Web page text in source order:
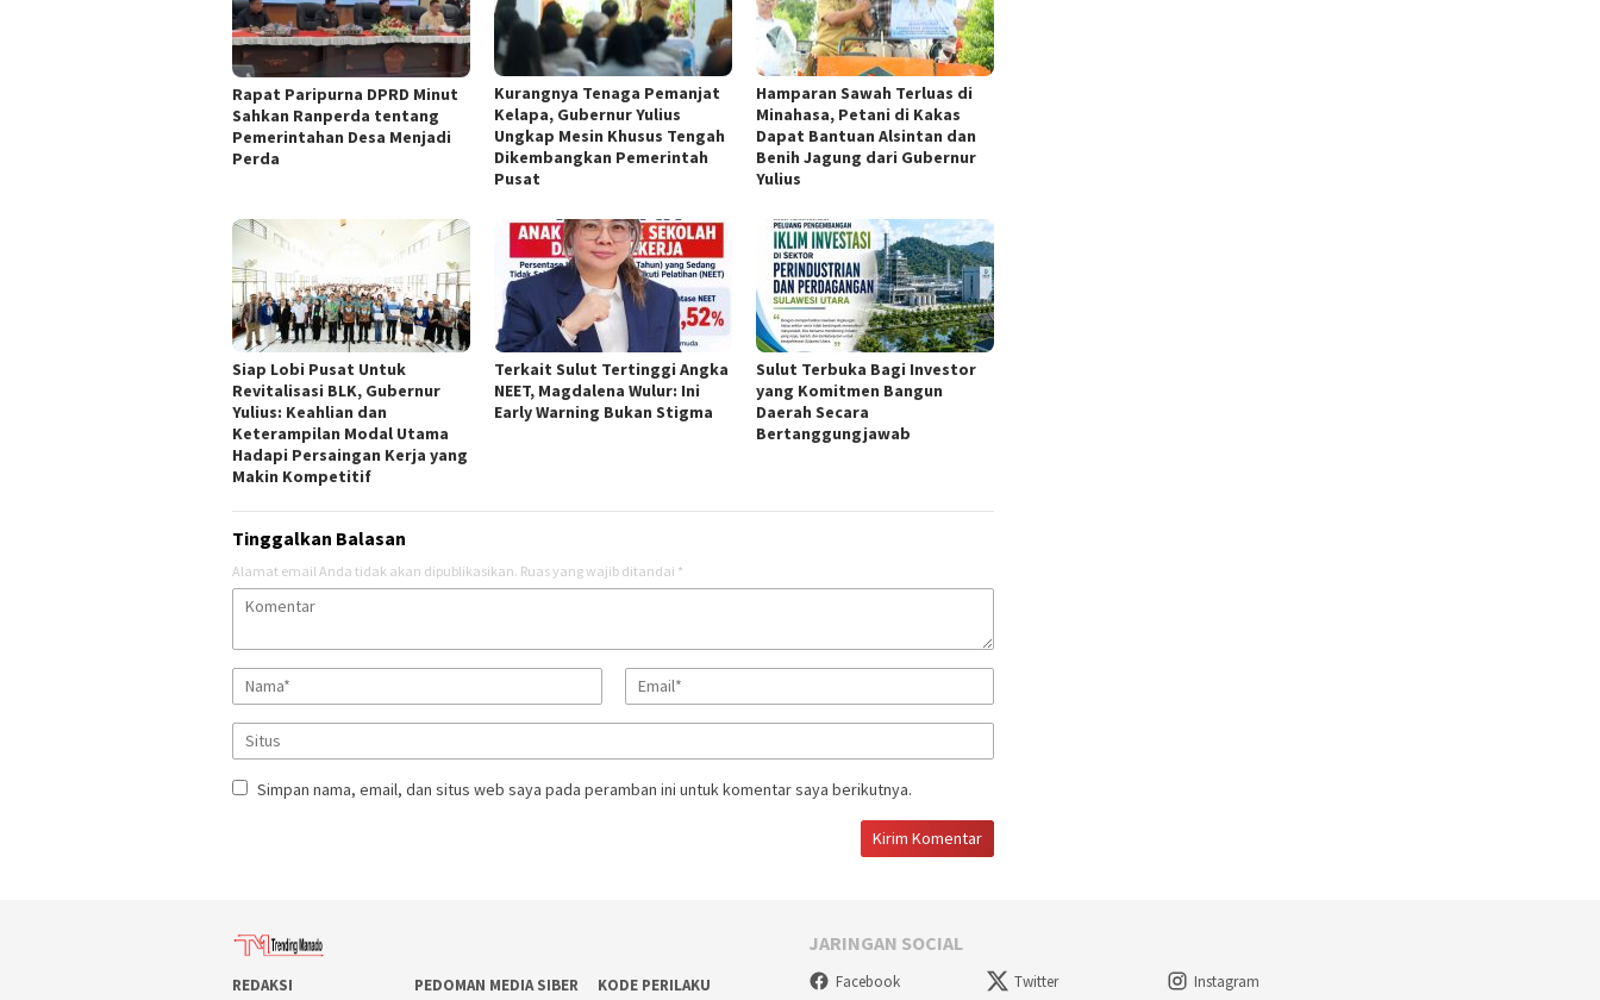
Rapat Paripurna DPRD Minut
Sahkan Ranperda tentang
Pemerintahan Desa Menjadi
Perda
Kurangnya Tenaga Pemanjat
Kelapa, Gubernur Yulius
Ungkap Mesin Khusus Tengah
Dikembangkan Pemerintah
Pusat
Hamparan Sawah Terluas di
Minahasa, Petani di Kakas
Dapat Bantuan Alsintan dan
Benih Jagung dari Gubernur
Yulius
Siap Lobi Pusat Untuk
Revitalisasi BLK, Gubernur
Yulius: Keahlian dan
Keterampilan Modal Utama
Hadapi Persaingan Kerja yang
Makin Kompetitif
Terkait Sulut Tertinggi Angka
NEET, Magdalena Wulur: Ini
Early Warning Bukan Stigma
Sulut Terbuka Bagi Investor
yang Komitmen Bangun
Daerah Secara
Bertanggungjawab
Tinggalkan Balasan
Alamat email Anda tidak akan dipublikasikan. Ruas yang wajib ditandai *
Simpan nama, email, dan situs web saya pada peramban ini untuk komentar saya berikutnya.
REDAKSI PEDOMAN MEDIA SIBER
KODE PERILAKU
JARINGAN SOCIAL
Facebook Twitter Instagram